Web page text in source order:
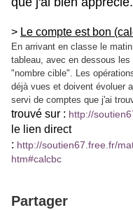
> Le compte est bon
En arrivant en classe le
tableau, avec en dessous
"nombre cible". Les
déjà vues et doivent évoluer
servi de comptes que j'ai
trouvé sur : http://
le lien direct
: http://soutien67.free.fr/
htm#calcbc
Partager